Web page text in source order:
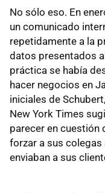
No sólo eso. En
un comunicado
repetidamente a la
datos presentados
práctica se había
hacer negocios en
iniciales de
New York Times
parecer en cuestión
forzar a sus
enviaban a sus